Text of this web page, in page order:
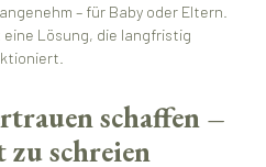
– für Baby oder Eltern.
Lösung, die langfristig
schaffen –
zu schreien